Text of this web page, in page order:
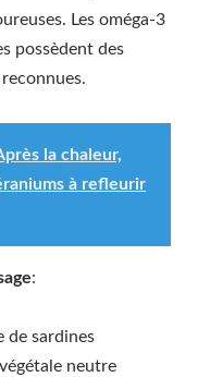
Les oméga-3
possèdent des
la chaleur,
à refleurir
:
de sardines
neutre